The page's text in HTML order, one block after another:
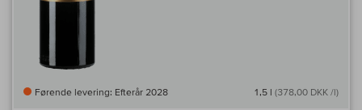
Førende levering: Efterår 2028 1,5 l (378,00 DKK /l)